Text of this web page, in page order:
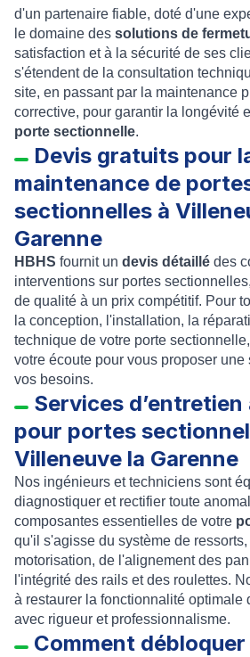
d'un partenaire fiable, doté d'une
le domaine des solutions de
satisfaction et à la sécurité de ses
s'étendent de la consultation
site, en passant par la maintenance
corrective, pour garantir la longévité
porte sectionnelle.
Devis gratuits pour
maintenance de
sectionnelles à
Garenne
HBHS fournit un devis détaillé des
interventions sur portes
de qualité à un prix compétitif. Pour
la conception, l'installation, la
technique de votre porte
votre écoute pour vous proposer une
vos besoins.
Services d’entretien
pour portes
Villeneuve la Garenne
Nos ingénieurs et techniciens sont
diagnostiquer et rectifier toute
composantes essentielles de votre
qu'il s'agisse du système de
motorisation, de l'alignement des
l'intégrité des rails et des roulettes.
à restaurer la fonctionnalité optimale
avec rigueur et professionnalisme.
Comment